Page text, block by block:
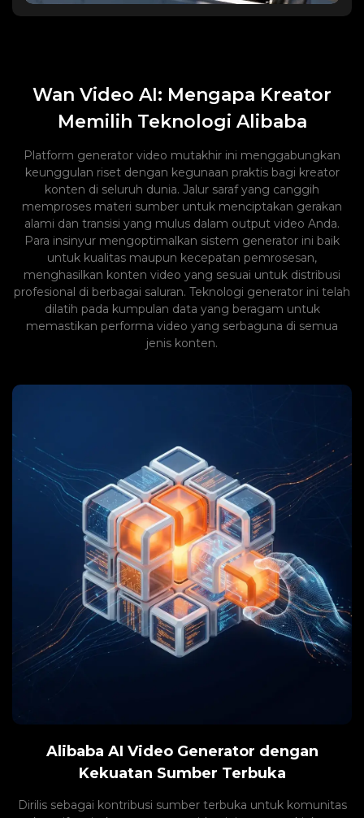
Wan Video AI: Mengapa Kreator
Memilih Teknologi Alibaba
Platform generator video mutakhir ini menggabungkan
keunggulan riset dengan kegunaan praktis bagi kreator
konten di seluruh dunia. Jalur saraf yang canggih
memproses materi sumber untuk menciptakan gerakan
alami dan transisi yang mulus dalam output video Anda.
Para insinyur mengoptimalkan sistem generator ini baik
untuk kualitas maupun kecepatan pemrosesan,
menghasilkan konten video yang sesuai untuk distribusi
profesional di berbagai saluran. Teknologi generator ini telah
dilatih pada kumpulan data yang beragam untuk
memastikan performa video yang serbaguna di semua
jenis konten.
Alibaba AI Video Generator dengan
Kekuatan Sumber Terbuka
Dirilis sebagai kontribusi sumber terbuka untuk komunitas